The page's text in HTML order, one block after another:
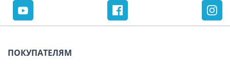
ПОКУПАТЕЛЯМ